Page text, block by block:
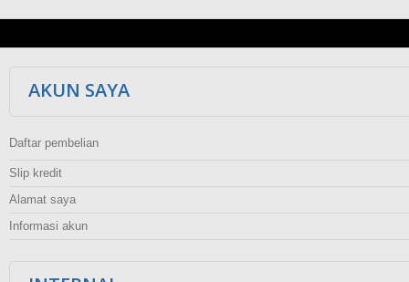
AKUN SAYA
Daftar pembelian
Slip kredit
Alamat saya
Informasi akun